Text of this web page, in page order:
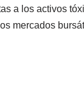
a los activos
mercados